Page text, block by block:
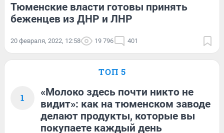
Тюменские власти готовы принять
беженцев из ДНР и ЛНР
20 февраля, 2022, 12:58 19 796 401
ТОП 5
1
«Молоко здесь почти никто не
видит»: как на тюменском заводе
делают продукты, которые вы
покупаете каждый день